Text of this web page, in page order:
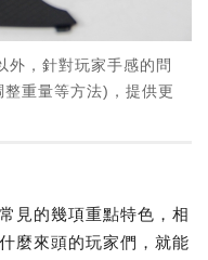
外，針對玩家手感的問
重量等方法)，提供更
見的幾項重點特色，相
麼來頭的玩家們，就能